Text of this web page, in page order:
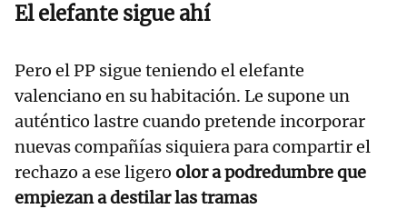
El elefante sigue ahí
Pero el PP sigue teniendo el elefante
valenciano en su habitación. Le supone un
auténtico lastre cuando pretende incorporar
nuevas compañías siquiera para compartir el
rechazo a ese ligero olor a podredumbre que
empiezan a destilar las tramas